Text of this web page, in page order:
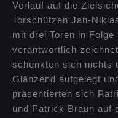
Verlauf auf die
Torschützen Jan-
mit drei Toren in
verantwortlich
schenkten sich nichts
Glänzend aufgelegt
präsentierten sich
und Patrick Braun auf